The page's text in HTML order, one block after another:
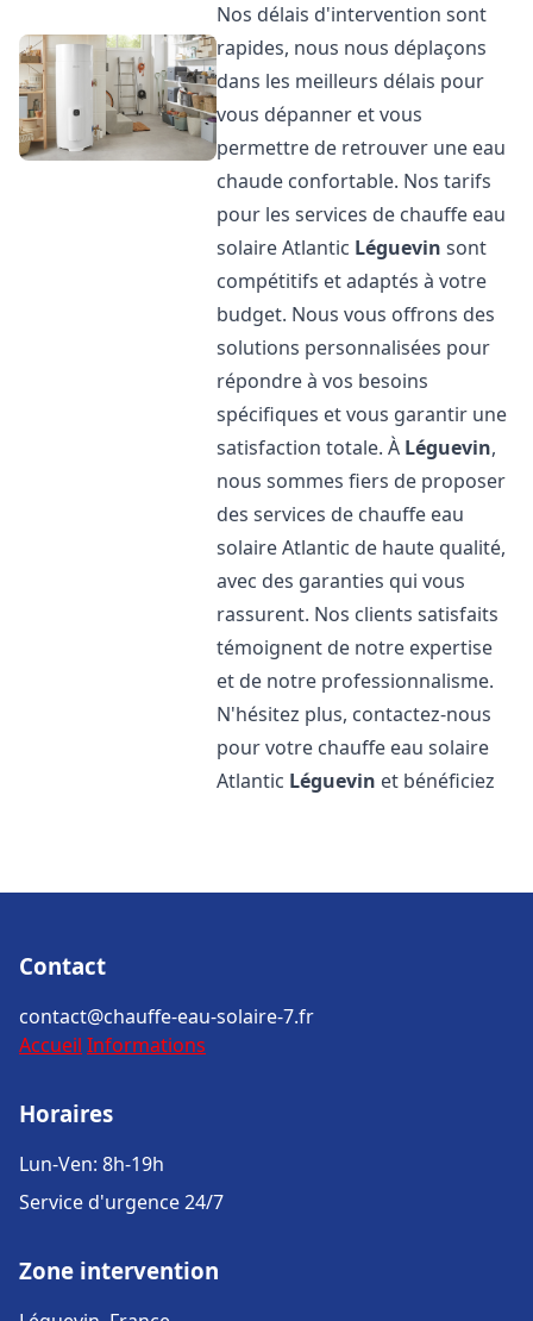
Nos délais d'intervention sont
rapides, nous nous déplaçons
dans les meilleurs délais pour
vous dépanner et vous
permettre de retrouver une eau
chaude confortable. Nos tarifs
pour les services de chauffe eau
solaire Atlantic Léguevin sont
compétitifs et adaptés à votre
budget. Nous vous offrons des
solutions personnalisées pour
répondre à vos besoins
spécifiques et vous garantir une
satisfaction totale. À Léguevin,
nous sommes fiers de proposer
des services de chauffe eau
solaire Atlantic de haute qualité,
avec des garanties qui vous
rassurent. Nos clients satisfaits
témoignent de notre expertise
et de notre professionnalisme.
N'hésitez plus, contactez-nous
pour votre chauffe eau solaire
Atlantic Léguevin et bénéficiez
Contact
contact@chauffe-eau-solaire-7.fr
Accueil Informations
Horaires
Lun-Ven: 8h-19h
Service d'urgence 24/7
Zone intervention